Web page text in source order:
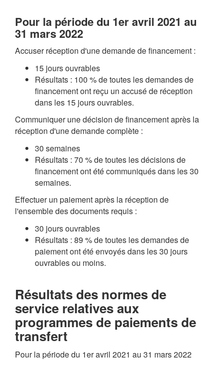
Pour la période du 1er avril 2021 au
31 mars 2022
Accuser réception d'une demande de financement :
15 jours ouvrables
Résultats : 100 % de toutes les demandes de
financement ont reçu un accusé de réception
dans les 15 jours ouvrables.
Communiquer une décision de financement après la
réception d'une demande complète :
30 semaines
Résultats : 70 % de toutes les décisions de
financement ont été communiqués dans les 30
semaines.
Effectuer un paiement après la réception de
l'ensemble des documents requis :
30 jours ouvrables
Résultats : 89 % de toutes les demandes de
paiement ont été envoyés dans les 30 jours
ouvrables ou moins.
Résultats des normes de
service relatives aux
programmes de paiements de
transfert
Pour la période du 1er avril 2021 au 31 mars 2022